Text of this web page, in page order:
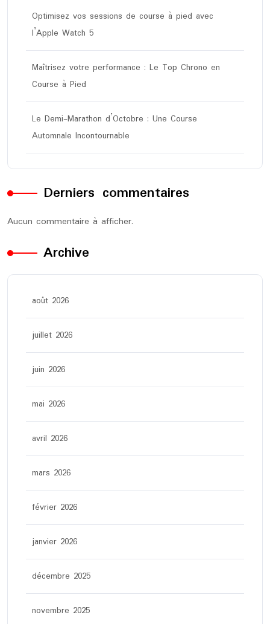
Optimisez vos sessions de course à pied avec
l’Apple Watch 5
Maîtrisez votre performance : Le Top Chrono en
Course à Pied
Le Demi-Marathon d’Octobre : Une Course
Automnale Incontournable
Derniers commentaires
Aucun commentaire à afficher.
Archive
août 2026
juillet 2026
juin 2026
mai 2026
avril 2026
mars 2026
février 2026
janvier 2026
décembre 2025
novembre 2025